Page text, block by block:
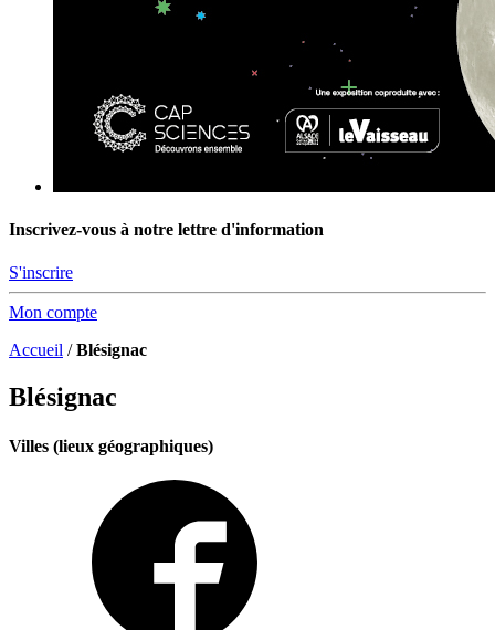
Inscrivez-vous à notre lettre d'information
S'inscrire
Mon compte
Accueil /Blésignac
Blésignac
Villes (lieux géographiques)